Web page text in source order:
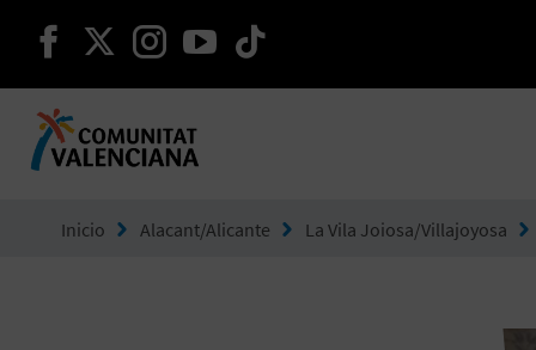
seguir en facebook
seguir en twitter
seguir en instagram
seguir en youtube
Inicio Alacant/Alicante La Vila Joiosa/Villajoyosa